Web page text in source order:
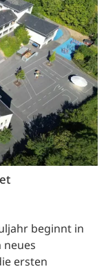
beginnt in
neues
ersten